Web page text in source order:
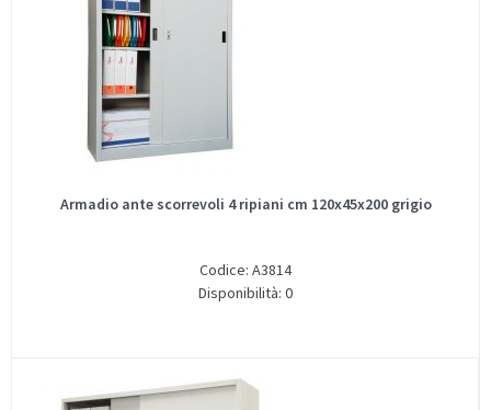
Armadio ante scorrevoli 4 ripiani cm 120x45x200 grigio
Codice: A3814
Disponibilità: 0